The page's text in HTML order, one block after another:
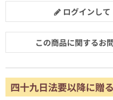
ログインし
この商品に関するお
四十九日法要以降に贈